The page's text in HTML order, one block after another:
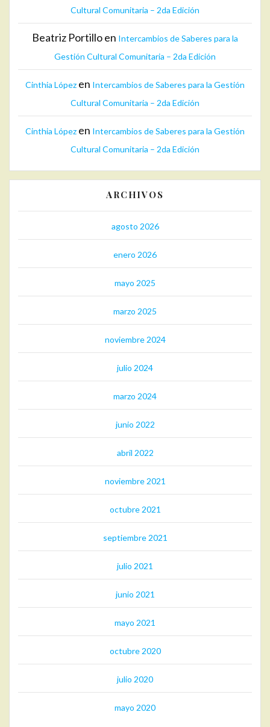
Cultural Comunitaria – 2da Edición
Beatriz Portilloen Intercambios de Saberes para la
Gestión Cultural Comunitaria – 2da Edición
Cinthia López en Intercambios de Saberes para la Gestión
Cultural Comunitaria – 2da Edición
Cinthia López en Intercambios de Saberes para la Gestión
Cultural Comunitaria – 2da Edición
ARCHIVOS
agosto 2026
enero 2026
mayo 2025
marzo 2025
noviembre 2024
julio 2024
marzo 2024
junio 2022
abril 2022
noviembre 2021
octubre 2021
septiembre 2021
julio 2021
junio 2021
mayo 2021
octubre 2020
julio 2020
mayo 2020